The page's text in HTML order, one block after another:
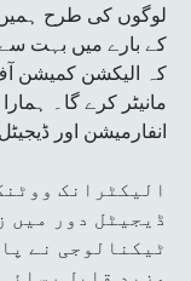
لوگوں کی طرح
کے بارے میں بہت
کہ الیکشن کمیشن
مانیٹر کرے گا۔
انفارمیشن اور
الیکٹرانک
ڈیجیٹل دور میں
ٹیکنالوجی نے